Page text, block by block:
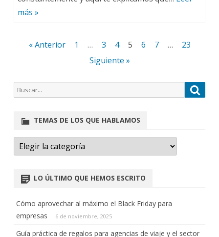
más »
« Anterior 1 … 3 4 5 6 7 …
23
Siguiente »
TEMAS DE LOS QUE HABLAMOS
LO ÚLTIMO QUE HEMOS ESCRITO
Cómo aprovechar al máximo el Black Friday para
empresas
6 de noviembre, 2025
Guía práctica de regalos para agencias de viaje y el sector
Ángela (Asistente virtual)
hoy?
Envíanos un mensaje